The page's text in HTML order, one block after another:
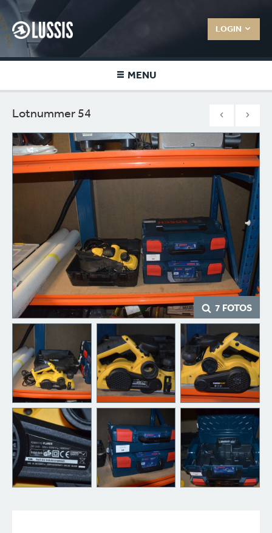
LOGIN
MENU
Lotnummer 54
7 FOTOS